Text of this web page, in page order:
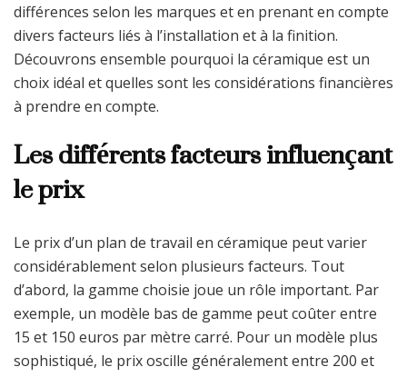
différences selon les marques et en prenant en compte
divers facteurs liés à l’installation et à la finition.
Découvrons ensemble pourquoi la céramique est un
choix idéal et quelles sont les considérations financières
à prendre en compte.
Les différents facteurs influençant
le prix
Le prix d’un plan de travail en céramique peut varier
considérablement selon plusieurs facteurs. Tout
d’abord, la gamme choisie joue un rôle important. Par
exemple, un modèle bas de gamme peut coûter entre
15 et 150 euros par mètre carré. Pour un modèle plus
sophistiqué, le prix oscille généralement entre 200 et